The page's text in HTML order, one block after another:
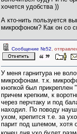
хочется удобства ))
А кто-нить пользуется
микрофоном? Как он со
Сообщение №52 ,
У меня гарнитура не
микрофонам. т.к.
кнопкой был прикреплен
причем крепким, к
через перчтаку и под
находил. По поводу
ухом, крепится т.е. за
парит под шлемом, хотя